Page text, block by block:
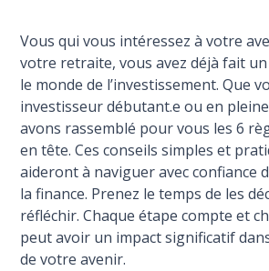
Vous qui vous intéressez à votre
votre retraite, vous avez déjà fait
le monde de l’investissement. Que
investisseur débutant.e ou en
avons rassemblé pour vous les 6
en tête. Ces conseils simples et
aideront à naviguer avec confiance
la finance. Prenez le temps de les
réfléchir. Chaque étape compte et
peut avoir un impact significatif
de votre avenir.